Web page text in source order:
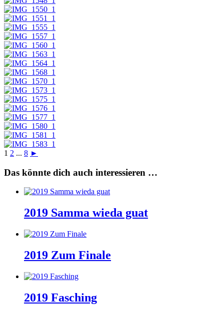
1 2 ... 8 ►
Das könnte dich auch interessieren …
2019 Samma wieda guat
2019 Zum Finale
2019 Fasching